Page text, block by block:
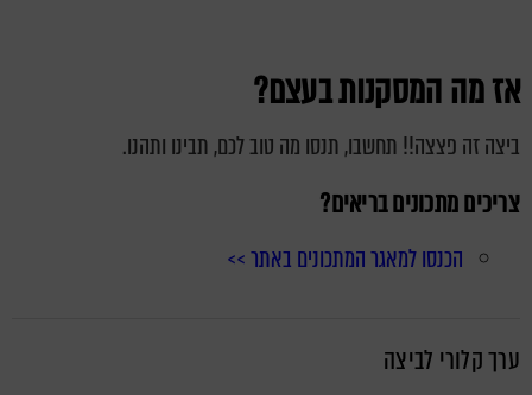
אז מה המסקנות בעצם?
ביצה זה פצצה!! תחשבו, תנסו מה טוב לכם, תבינו ותהנו.
צריכים מתכונים בריאים?
הכנסו למאגר המתכונים באתר >>
ערך קלורי לביצה